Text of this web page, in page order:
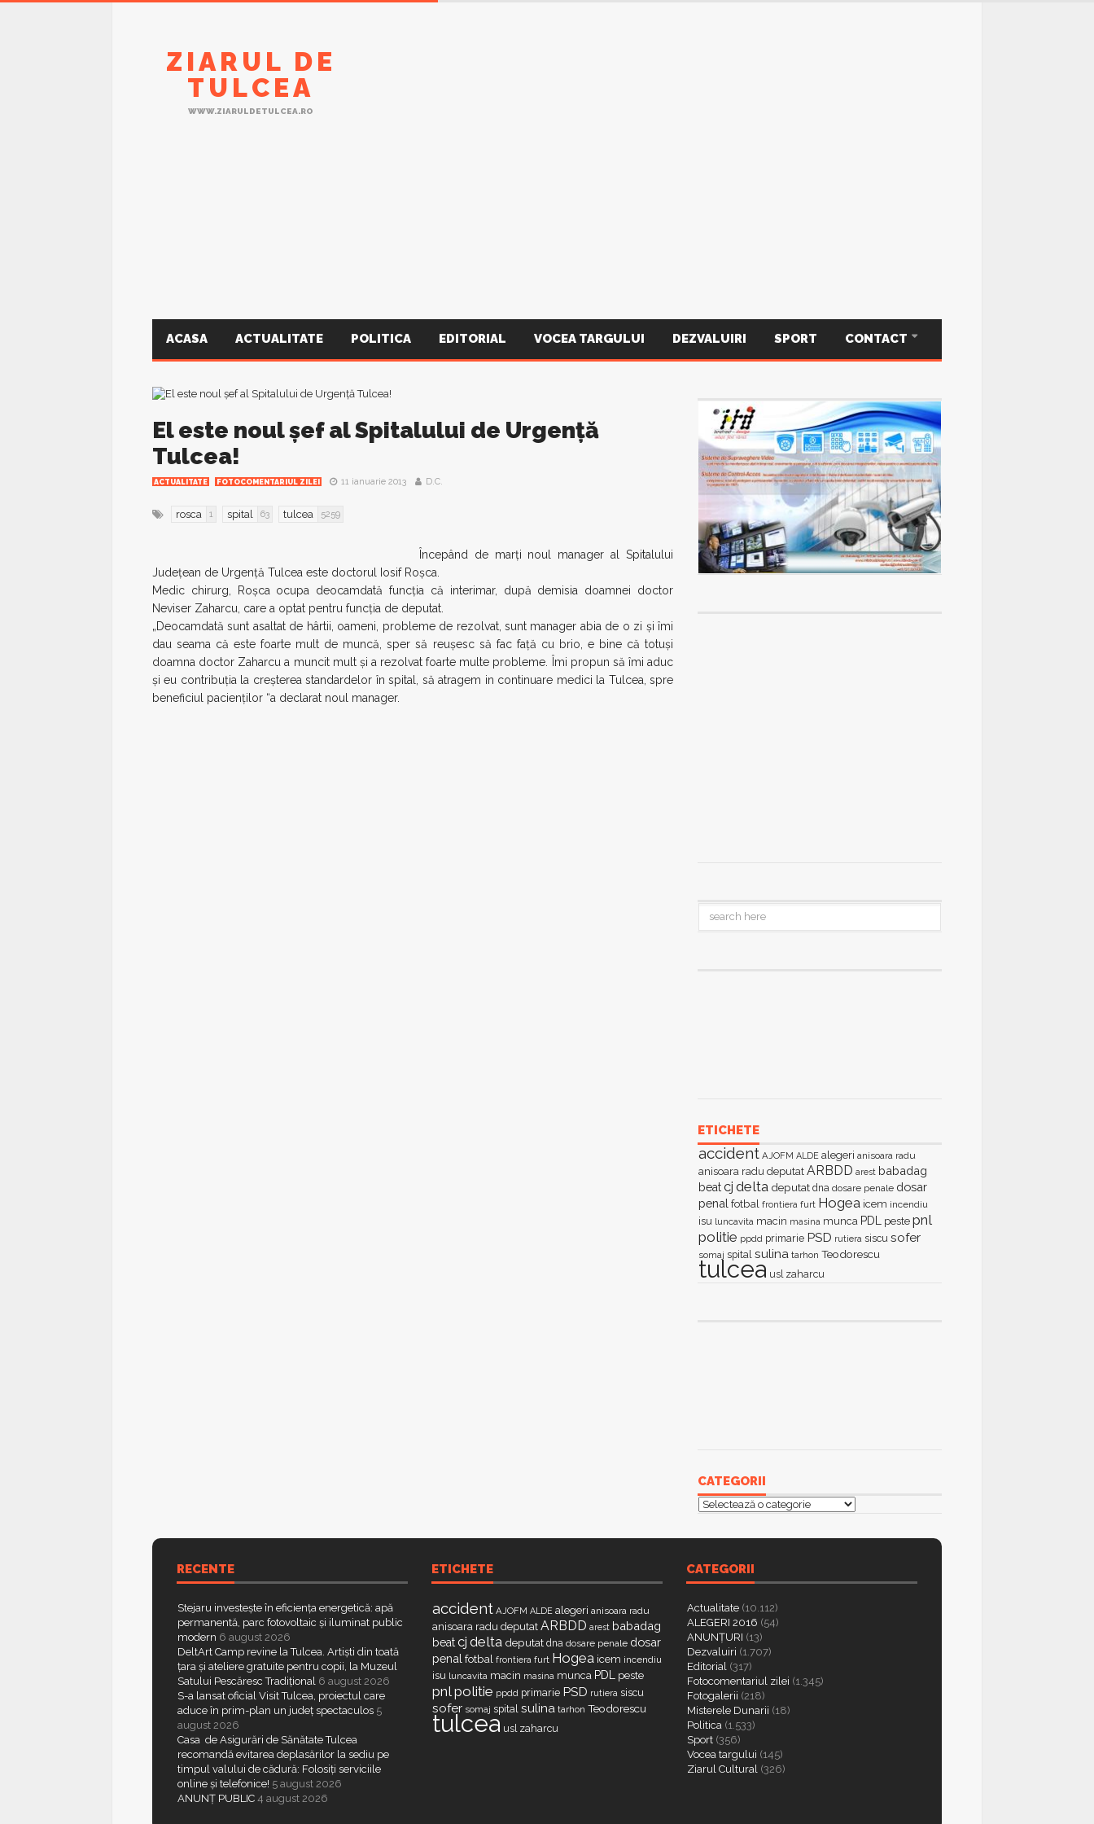
ZIARUL DE
TULCEA
WWW.ZIARULDETULCEA.RO
ACASA ACTUALITATE POLITICA EDITORIAL VOCEA TARGULUI DEZVALUIRI SPORT CONTACT
El este noul şef al Spitalului de Urgenţă
Tulcea!
ACTUALITATE FOTOCOMENTARIUL ZILEI 11 ianuarie 2013 D.C.
rosca 1 spital 63 tulcea 5259
Începând de marţi noul manager al Spitalului
Judeţean de Urgenţă Tulcea este doctorul Iosif Roşca.
Medic chirurg, Roşca ocupa deocamdată funcţia că interimar, după demisia doamnei doctor
Neviser Zaharcu, care a optat pentru funcţia de deputat.
„Deocamdată sunt asaltat de hârtii, oameni, probleme de rezolvat, sunt manager abia de o zi şi îmi
dau seama că este foarte mult de muncă, sper să reuşesc să fac faţă cu brio, e bine că totuşi
doamna doctor Zaharcu a muncit mult şi a rezolvat foarte multe probleme. Îmi propun să îmi aduc
şi eu contribuţia la creşterea standardelor în spital, să atragem in continuare medici la Tulcea, spre
beneficiul pacienţilor “a declarat noul manager.
ETICHETE
accident AJOFM ALDE alegeri anisoara radu
anisoara radu deputat ARBDD arest babadag
beatcj delta deputat dna dosare penale dosar
penal fotbal frontiera furt Hogea icem incendiu
isu luncavita macin masina munca PDL peste pnl
politie ppdd primarie PSD rutiera siscu sofer
somaj spital sulina tarhon Teodorescu
tulcea usl zaharcu
CATEGORII
Categorii
RECENTE
Stejaru investește în eficiența energetică: apă
permanentă, parc fotovoltaic și iluminat public
modern 6 august 2026
DeltArt Camp revine la Tulcea. Artiști din toată
țara și ateliere gratuite pentru copii, la Muzeul
Satului Pescăresc Tradițional 6 august 2026
S-a lansat oficial Visit Tulcea, proiectul care
aduce în prim-plan un județ spectaculos 5
august 2026
Casa de Asigurări de Sănătate Tulcea
recomandă evitarea deplasărilor la sediu pe
timpul valului de cădură: Folosiți serviciile
online și telefonice! 5 august 2026
ANUNȚ PUBLIC 4 august 2026
ETICHETE
accident AJOFM ALDE alegeri anisoara radu
anisoara radu deputat ARBDD arest babadag
beatcj delta deputat dna dosare penale dosar
penal fotbal frontiera furt Hogea icem incendiu
isu luncavita macin masina munca PDL peste
pnl politie ppdd primarie PSD rutiera siscu
sofer somaj spital sulina tarhon Teodorescu
tulcea usl zaharcu
CATEGORII
Actualitate (10.112)
ALEGERI 2016 (54)
ANUNȚURI (13)
Dezvaluiri (1.707)
Editorial (317)
Fotocomentariul zilei (1.345)
Fotogalerii (218)
Misterele Dunarii (18)
Politica (1.533)
Sport (356)
Vocea targului (145)
Ziarul Cultural (326)